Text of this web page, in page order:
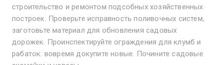
строительство и ремонтом подсобных хозяйственных
построек. Проверьте исправность поливочных систем,
заготовьте материал для обновления садовых
дорожек. Проинспектируйте ограждения для клумб и
рабаток: вовремя докупите новые. Почините садовые